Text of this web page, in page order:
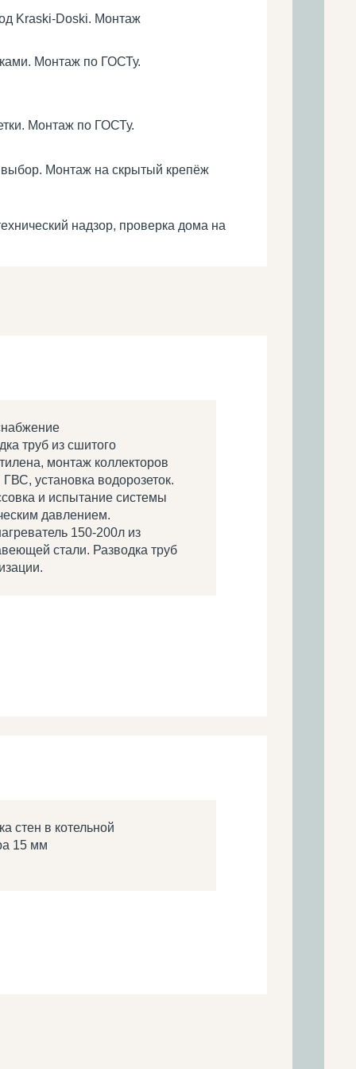
Kraski-Doski. Монтаж
Монтаж по ГОСТу.
Монтаж по ГОСТу.
выбор. Монтаж на скрытый крепёж
надзор, проверка дома на
труб из сшитого
монтаж коллекторов
установка водорозеток.
и испытание системы
давлением.
150-200л из
стали. Разводка труб
стен в котельной
15 мм